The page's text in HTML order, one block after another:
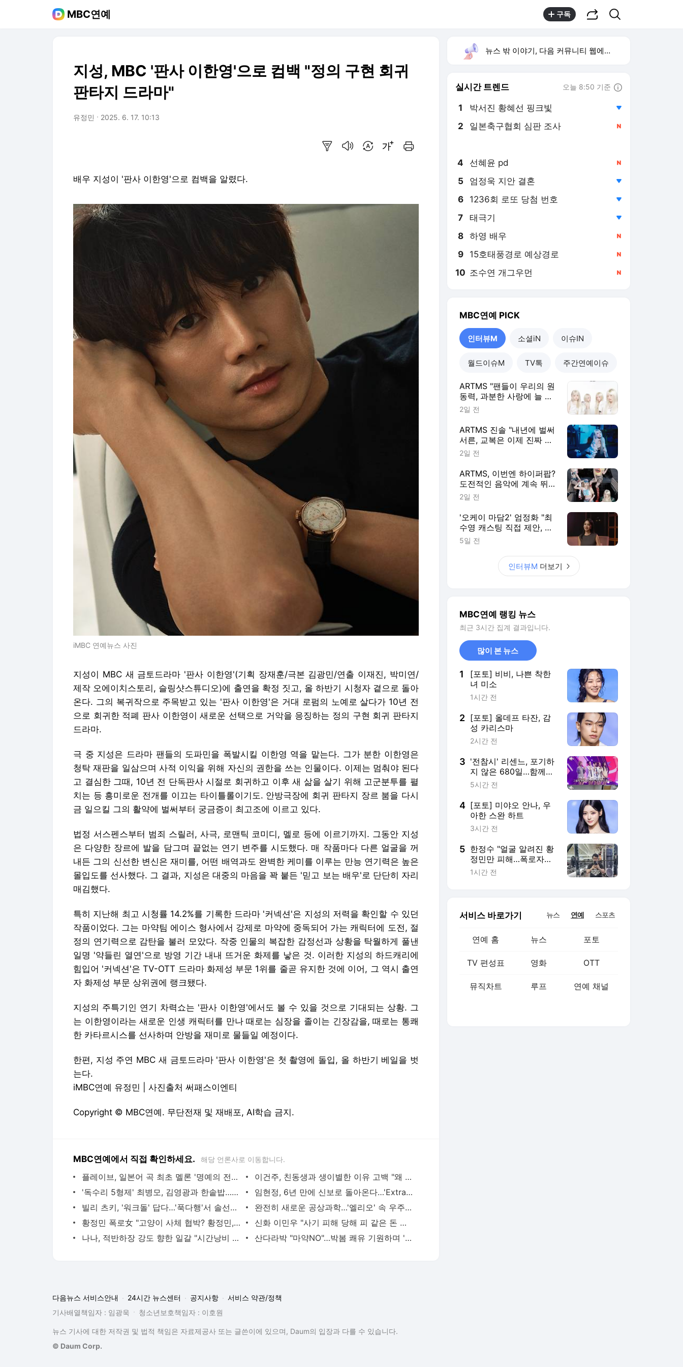
MBC연예 구독
지성, MBC '판사 이한영'으로 컴백 "정의 구현 회귀
판타지 드라마"
유정민 2025. 6. 17. 10:13
배우 지성이 '판사 이한영'으로 컴백을 알렸다.
iMBC 연예뉴스 사진
지성이 MBC 새 금토드라마 '판사 이한영'(기획 장재훈/극본 김광민/연출 이재진, 박미연/
제작 오에이치스토리, 슬링샷스튜디오)에 출연을 확정 짓고, 올 하반기 시청자 곁으로 돌아
온다. 그의 복귀작으로 주목받고 있는 '판사 이한영'은 거대 로펌의 노예로 살다가 10년 전
으로 회귀한 적폐 판사 이한영이 새로운 선택으로 거악을 응징하는 정의 구현 회귀 판타지
드라마.
극 중 지성은 드라마 팬들의 도파민을 폭발시킬 이한영 역을 맡는다. 그가 분한 이한영은
청탁 재판을 일삼으며 사적 이익을 위해 자신의 권한을 쓰는 인물이다. 이제는 멈춰야 된다
고 결심한 그때, 10년 전 단독판사 시절로 회귀하고 이후 새 삶을 살기 위해 고군분투를 펼
치는 등 흥미로운 전개를 이끄는 타이틀롤이기도. 안방극장에 회귀 판타지 장르 붐을 다시
금 일으킬 그의 활약에 벌써부터 궁금증이 최고조에 이르고 있다.
법정 서스펜스부터 범죄 스릴러, 사극, 로맨틱 코미디, 멜로 등에 이르기까지. 그동안 지성
은 다양한 장르에 발을 담그며 끝없는 연기 변주를 시도했다. 매 작품마다 다른 얼굴을 꺼
내든 그의 신선한 변신은 재미를, 어떤 배역과도 완벽한 케미를 이루는 만능 연기력은 높은
몰입도를 선사했다. 그 결과, 지성은 대중의 마음을 꽉 붙든 '믿고 보는 배우'로 단단히 자리
매김했다.
특히 지난해 최고 시청률 14.2%를 기록한 드라마 '커넥션'은 지성의 저력을 확인할 수 있던
작품이었다. 그는 마약팀 에이스 형사에서 강제로 마약에 중독되어 가는 캐릭터에 도전, 절
정의 연기력으로 감탄을 불러 모았다. 작중 인물의 복잡한 감정선과 상황을 탁월하게 풀낸
일명 '약들린 열연'으로 방영 기간 내내 뜨거운 화제를 낳은 것. 이러한 지성의 하드캐리에
힘입어 '커넥션'은 TV-OTT 드라마 화제성 부문 1위를 줄곧 유지한 것에 이어, 그 역시 출연
자 화제성 부문 상위권에 랭크됐다.
지성의 주특기인 연기 차력쇼는 '판사 이한영'에서도 볼 수 있을 것으로 기대되는 상황. 그
는 이한영이라는 새로운 인생 캐릭터를 만나 때로는 심장을 졸이는 긴장감을, 때로는 통쾌
한 카타르시스를 선사하며 안방을 재미로 물들일 예정이다.
한편, 지성 주연 MBC 새 금토드라마 '판사 이한영'은 첫 촬영에 돌입, 올 하반기 베일을 벗
는다.
iMBC연예 유정민 | 사진출처 써패스이엔티
Copyright © MBC연예. 무단전재 및 재배포, AI학습 금지.
MBC연예에서 직접 확인하세요. 해당 언론사로 이동합니다.
플레이브, 일본어 곡 최초 멜론 '명예의 전당' 입성
이건주, 친동생과 생이별한 이유 고백 "왜 나만 입양…"(아빠하고)
'독수리 5형제' 최병모, 김영광과 한솥밥…와이드에스컴퍼니行
임현정, 6년 만에 신보로 돌아온다…'Extraordinary' 26일 공개
빌리 츠키, '워크돌' 답다…'푹다행'서 솔선수범 대어 낚기
완전히 새로운 공상과학…'엘리오' 속 우주 어떻게 탄생했나
황정민 폭로女 "고양이 사체 협박? 황정민, 된장 바르라더라"
신화 이민우 "사기 피해 당해 피 같은 돈 잃어"(꼬꼬무)
나나, 적반하장 강도 향한 일갈 "시간낭비 파이팅"
산다라박 "마약NO"…박봄 쾌유 기원하며 '절연'
뉴스 밖 이야기, 다음 커뮤니티 웹에서 보기
실시간 트렌드 오늘 8:50 기준
1 박서진 황혜선 핑크빛
2 일본축구협회 심판 조사
4 선혜윤 pd
5 엄정욱 지안 결혼
6 1236회 로또 당첨 번호
7 태극기
8 하영 배우
9 15호태풍경로 예상경로
10 조수연 개그우먼
MBC연예 PICK
인터뷰M 소셜iN 이슈IN
월드이슈M TV톡 주간연예이슈
ARTMS "팬들이 우리의 원
동력, 과분한 사랑에 늘 감
사" [인터뷰M]
2일 전
ARTMS 진솔 "내년에 벌써
서른, 교복은 이제 진짜 마
지막" [인터뷰M]
2일 전
ARTMS, 이번엔 하이퍼팝?
도전적인 음악에 계속 뛰어
드는 이유 [인터뷰M]
2일 전
'오케이 마담2' 엄정화 "최
수영 캐스팅 직접 제안, 후
배들에게 힘이 되는 선배
5일 전
인터뷰M 더보기
MBC연예 랭킹 뉴스
최근 3시간 집계 결과입니다.
많이 본 뉴스
1
[포토] 비비, 나쁜 착한
녀 미소
1시간 전
2 [포토] 올데프 타잔, 감
성 카리스마
2시간 전
3 '전참시' 리센느, 포기하
지 않은 680일…함께여
서 더 빛나다
5시간 전
4 [포토] 미야오 안나, 우
아한 스완 하트
3시간 전
5 한정수 "얼굴 알려진 황
정민만 피해…폭로자도
공개해"
1시간 전
서비스 바로가기 뉴스 연예 스포츠
연예 홈 뉴스 포토
TV 편성표 영화 OTT
뮤직차트 루프 연예 채널
다음뉴스 서비스안내 24시간 뉴스센터 공지사항
서비스 약관/정책
기사배열책임자 : 임광욱
청소년보호책임자 : 이호원
뉴스 기사에 대한 저작권 및 법적 책임은 자료제공사 또는 글쓴이에 있으며, Daum의 입장과 다를 수 있습니다.
© Daum Corp.